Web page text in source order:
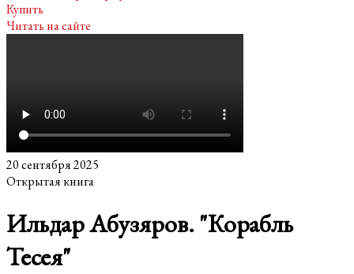
Купить
Читать на сайте
20 сентября 2025
Открытая книга
Ильдар Абузяров. "Корабль
Тесея"